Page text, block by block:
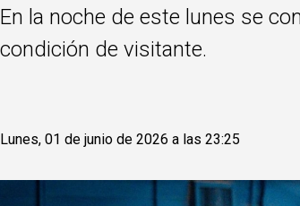
En la noche de este lunes se
condición de visitante.
Lunes, 01 de junio de 2026 a las 23:25